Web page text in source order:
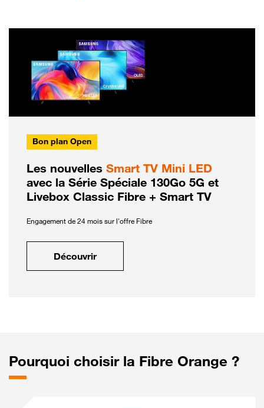
Bon plan Open
Les nouvelles Smart TV Mini LED
avec la Série Spéciale 130Go 5G et
Livebox Classic Fibre + Smart TV
Engagement de 24 mois sur l'offre Fibre
Découvrir
Pourquoi choisir la Fibre Orange ?